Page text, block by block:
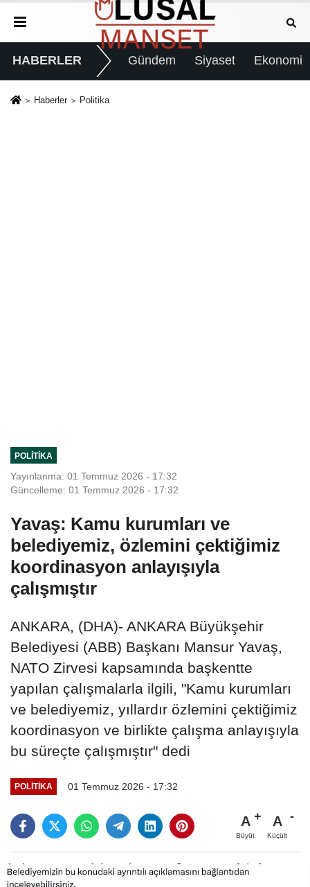
HABERLER Gündem Siyaset Ekonomi
Haberler Politika
POLITIKA
Yayınlanma: 01 Temmuz 2026 - 17:32
Güncelleme: 01 Temmuz 2026 - 17:32
Yavaş: Kamu kurumları ve
belediyemiz, özlemini çektiğimiz
koordinasyon anlayışıyla
çalışmıştır
ANKARA, (DHA)- ANKARA Büyükşehir
Belediyesi (ABB) Başkanı Mansur Yavaş,
NATO Zirvesi kapsamında başkentte
yapılan çalışmalarla ilgili, "Kamu kurumları
ve belediyemiz, yıllardır özlemini çektiğimiz
koordinasyon ve birlikte çalışma anlayışıyla
bu süreçte çalışmıştır" dedi
POLITIKA 01 Temmuz 2026 - 17:32
A
Büyüt
A
Küçült